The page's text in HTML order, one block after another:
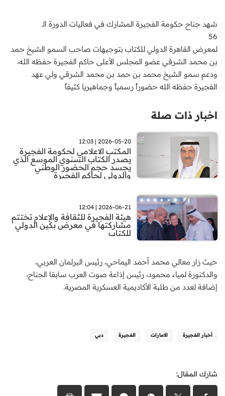
شهد جناح حكومة الفجيرة المشارك في فعاليات الدورة الـ
56
لمعرض القاهرة الدولي للكتاب بتوجيهات صاحب السمو الشيخ حمد
بن محمد الشرقي عضو المجلس الأعلى حاكم الفجيرة حفظه الله،
ودعم سمو الشيخ محمد بن حمد بن محمد الشرقي ولي عهد
الفجيرة حفظه الله حضوراً رسمياً وجماهيريا كثيفاً
اخبار ذات صلة
2026-05-20 | 12:03
المكتب الاعلامي لحكومة الفجيرة
يصدر الكتاب السنوي الموسع الذي
يجسد حجم الحضور الوطني
والدولي لحاكم الفجيرة
2026-06-21 | 12:04
هيئة الفجيرة للثقافة والإعلام تختتم
مشاركتها في معرض بكين الدولي
للكتاب
حيث زار معالي محمد أحمد اليماحي، رئيس البرلمان العربي،
والدكتورة لمياء محمود، رئيس إذاعة صوت العرب سابقا الجناح،
إضافة لعدد من طلبة الأكاديمية العسكرية المصرية.
أخبار الفجيرة الامارات الفجيرة دبي
شارك المقال: